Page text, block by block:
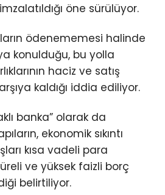
öne sürülüyor.
ödenememesi halinde
konulduğu, bu yolla
haciz ve satış
kaldığı iddia ediliyor.
banka” olarak da
ekonomik sıkıntı
kısa vadeli para
ve yüksek faizli borç
belirtiliyor.